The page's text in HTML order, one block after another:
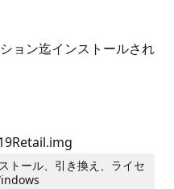
ョン迄インストールされ
ール、引き換え、ライセ